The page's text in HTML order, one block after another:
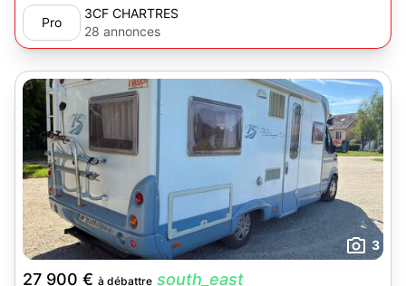
Pro
3CF CHARTRES
28 annonces
3
27 900 € à débattre south_east